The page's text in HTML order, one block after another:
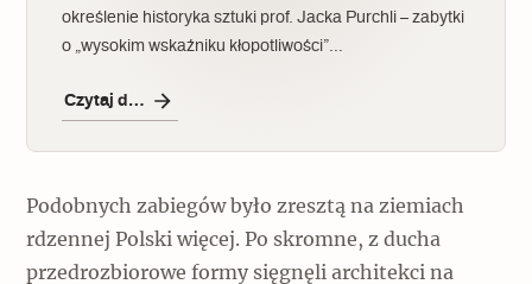
określenie historyka sztuki prof. Jacka Purchli – zabytki
o „wysokim wskaźniku kłopotliwości”…
Czytaj dalej
Podobnych zabiegów było zresztą na ziemiach
rdzennej Polski więcej. Po skromne, z ducha
przedrozbiorowe formy sięgnęli architekci na